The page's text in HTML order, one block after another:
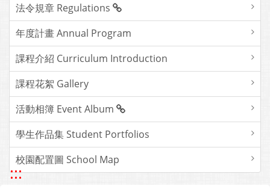
法令規章 Regulations
年度計畫 Annual Program
課程介紹 Curriculum Introduction
課程花絮 Gallery
活動相簿 Event Album
學生作品集 Student Portfolios
校園配置圖 School Map
:::